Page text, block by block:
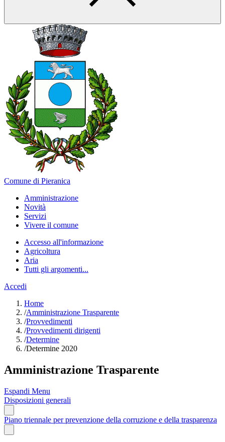
Comune di Pieranica
Amministrazione
Novità
Servizi
Vivere il comune
Accesso all'informazione
Agricoltura
Aria
Tutti gli argomenti...
Accedi
Home
/Amministrazione Trasparente
/Provvedimenti
/Provvedimenti dirigenti
/Determine
/Determine 2020
Amministrazione Trasparente
Espandi Menu
Disposizioni generali
Piano triennale per prevenzione della corruzione e della trasparenza